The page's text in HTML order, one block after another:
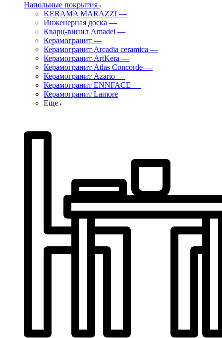
Напольные покрытия
KERAMA MARAZZI —
Инженерная доска —
Кварц-винил Amadei —
Керамогранит —
Керамогранит Arcadia ceramica —
Керамогранит ArtKera —
Керамогранит Atlas Concorde —
Керамогранит Azario —
Керамогранит ENNFACE —
Керамогранит Lamore
Еще